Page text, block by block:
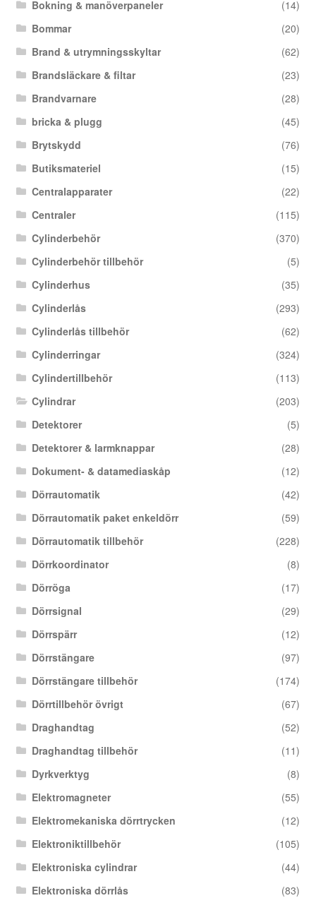
Bokning & manöverpaneler
(14)
Bommar
(20)
Brand & utrymningsskyltar
(62)
Brandsläckare & filtar
(23)
Brandvarnare
(28)
bricka & plugg
(45)
Brytskydd
(76)
Butiksmateriel
(15)
Centralapparater
(22)
Centraler
(115)
Cylinderbehör
(370)
Cylinderbehör tillbehör
(5)
Cylinderhus
(35)
Cylinderlås
(293)
Cylinderlås tillbehör
(62)
Cylinderringar
(324)
Cylindertillbehör
(113)
Cylindrar
(203)
Detektorer
(5)
Detektorer & larmknappar
(28)
Dokument- & datamediaskåp
(12)
Dörrautomatik
(42)
Dörrautomatik paket enkeldörr
(59)
Dörrautomatik tillbehör
(228)
Dörrkoordinator
(8)
Dörröga
(17)
Dörrsignal
(29)
Dörrspärr
(12)
Dörrstängare
(97)
Dörrstängare tillbehör
(174)
Dörrtillbehör övrigt
(67)
Draghandtag
(52)
Draghandtag tillbehör
(11)
Dyrkverktyg
(8)
Elektromagneter
(55)
Elektromekaniska dörrtrycken
(12)
Elektroniktillbehör
(105)
Elektroniska cylindrar
(44)
Elektroniska dörrlås
(83)